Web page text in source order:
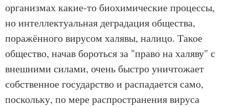
организмах какие-то биохимические процессы,
но интеллектуальная деградация общества,
поражённого вирусом халявы, налицо. Такое
общество, начав бороться за "право на халяву" с
внешними силами, очень быстро уничтожает
собственное государство и распадается само,
поскольку, по мере распространения вируса